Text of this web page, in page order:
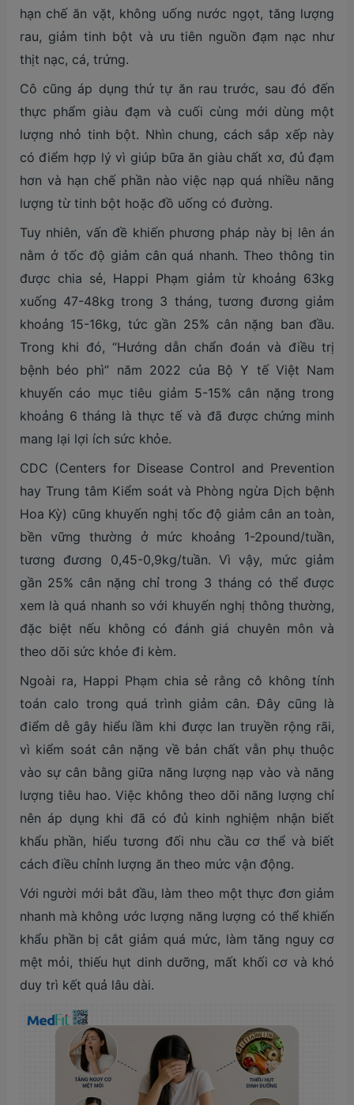
hạn chế ăn vặt, không uống nước ngọt, tăng lượng
rau, giảm tinh bột và ưu tiên nguồn đạm nạc như
thịt nạc, cá, trứng.
Cô cũng áp dụng thứ tự ăn rau trước, sau đó đến
thực phẩm giàu đạm và cuối cùng mới dùng một
lượng nhỏ tinh bột. Nhìn chung, cách sắp xếp này
có điểm hợp lý vì giúp bữa ăn giàu chất xơ, đủ đạm
hơn và hạn chế phần nào việc nạp quá nhiều năng
lượng từ tinh bột hoặc đồ uống có đường.
Tuy nhiên, vấn đề khiến phương pháp này bị lên án
nằm ở tốc độ giảm cân quá nhanh. Theo thông tin
được chia sẻ, Happi Phạm giảm từ khoảng 63kg
xuống 47-48kg trong 3 tháng, tương đương giảm
khoảng 15-16kg, tức gần 25% cân nặng ban đầu.
Trong khi đó, “Hướng dẫn chẩn đoán và điều trị
bệnh béo phì” năm 2022 của Bộ Y tế Việt Nam
khuyến cáo mục tiêu giảm 5-15% cân nặng trong
khoảng 6 tháng là thực tế và đã được chứng minh
mang lại lợi ích sức khỏe.
CDC (Centers for Disease Control and Prevention
hay Trung tâm Kiểm soát và Phòng ngừa Dịch bệnh
Hoa Kỳ) cũng khuyến nghị tốc độ giảm cân an toàn,
bền vững thường ở mức khoảng 1-2pound/tuần,
tương đương 0,45-0,9kg/tuần. Vì vậy, mức giảm
gần 25% cân nặng chỉ trong 3 tháng có thể được
xem là quá nhanh so với khuyến nghị thông thường,
đặc biệt nếu không có đánh giá chuyên môn và
theo dõi sức khỏe đi kèm.
Ngoài ra, Happi Phạm chia sẻ rằng cô không tính
toán calo trong quá trình giảm cân. Đây cũng là
điểm dễ gây hiểu lầm khi được lan truyền rộng rãi,
vì kiểm soát cân nặng về bản chất vẫn phụ thuộc
vào sự cân bằng giữa năng lượng nạp vào và năng
lượng tiêu hao. Việc không theo dõi năng lượng chỉ
nên áp dụng khi đã có đủ kinh nghiệm nhận biết
khẩu phần, hiểu tương đối nhu cầu cơ thể và biết
cách điều chỉnh lượng ăn theo mức vận động.
Với người mới bắt đầu, làm theo một thực đơn giảm
nhanh mà không ước lượng năng lượng có thể khiến
khẩu phần bị cắt giảm quá mức, làm tăng nguy cơ
mệt mỏi, thiếu hụt dinh dưỡng, mất khối cơ và khó
duy trì kết quả lâu dài.